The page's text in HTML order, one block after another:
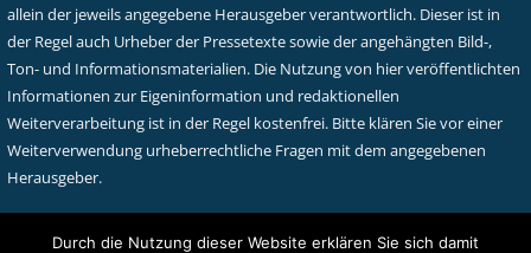
allein der jeweils angegebene Herausgeber verantwortlich. Dieser ist in
der Regel auch Urheber der Pressetexte sowie der angehängten Bild-,
Ton- und Informationsmaterialien. Die Nutzung von hier veröffentlichten
Informationen zur Eigeninformation und redaktionellen
Weiterverarbeitung ist in der Regel kostenfrei. Bitte klären Sie vor einer
Weiterverwendung urheberrechtliche Fragen mit dem angegebenen
Herausgeber.
Durch die Nutzung dieser Website erklären Sie sich damit